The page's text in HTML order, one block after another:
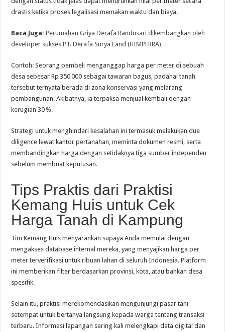
drastis ketika proses legalisasi memakan waktu dan biaya.
Baca Juga: Perumahan Griya Derafa Randusari dikembangkan oleh
developer sukses PT. Derafa Surya Land (HIMPERRA)
Contoh: Seorang pembeli menganggap harga per meter di sebuah
desa sebesar Rp 350 000 sebagai tawaran bagus, padahal tanah
tersebut ternyata berada di zona konservasi yang melarang
pembangunan. Akibatnya, ia terpaksa menjual kembali dengan
kerugian 30 %.
Strategi untuk menghindari kesalahan ini termasuk melakukan due
diligence lewat kantor pertanahan, meminta dokumen resmi, serta
membandingkan harga dengan setidaknya tiga sumber independen
sebelum membuat keputusan.
Tips Praktis dari Praktisi
Kemang Huis untuk Cek
Harga Tanah di Kampung
Tim Kemang Huis menyarankan supaya Anda memulai dengan
mengakses database internal mereka, yang menyajikan harga per
meter terverifikasi untuk ribuan lahan di seluruh Indonesia. Platform
ini memberikan filter berdasarkan provinsi, kota, atau bahkan desa
spesifik.
Selain itu, praktisi merekomendasikan mengunjungi pasar tani
setempat untuk bertanya langsung kepada warga tentang transaksi
terbaru. Informasi lapangan sering kali melengkapi data digital dan